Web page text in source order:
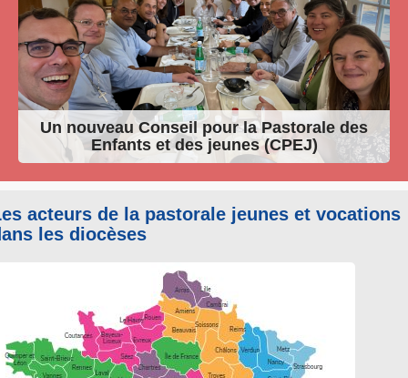
Un nouveau Conseil pour la Pastorale des
Enfants et des jeunes (CPEJ)
acteurs de la pastorale jeunes et vocations
les diocèses